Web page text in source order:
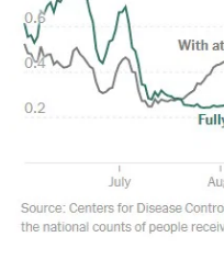
EDITORIALI
TRUFFE E
CLIMA ED